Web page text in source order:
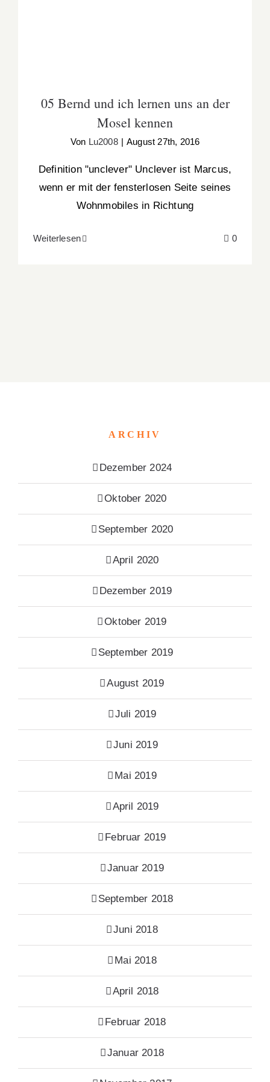
05 Bernd und ich lernen uns an der
Mosel kennen
Von Lu2008 | August 27th, 2016
Definition "unclever" Unclever ist Marcus,
wenn er mit der fensterlosen Seite seines
Wohnmobiles in Richtung
Weiterlesen 0
ARCHIV
Dezember 2024
Oktober 2020
September 2020
April 2020
Dezember 2019
Oktober 2019
September 2019
August 2019
Juli 2019
Juni 2019
Mai 2019
April 2019
Februar 2019
Januar 2019
September 2018
Juni 2018
Mai 2018
April 2018
Februar 2018
Januar 2018